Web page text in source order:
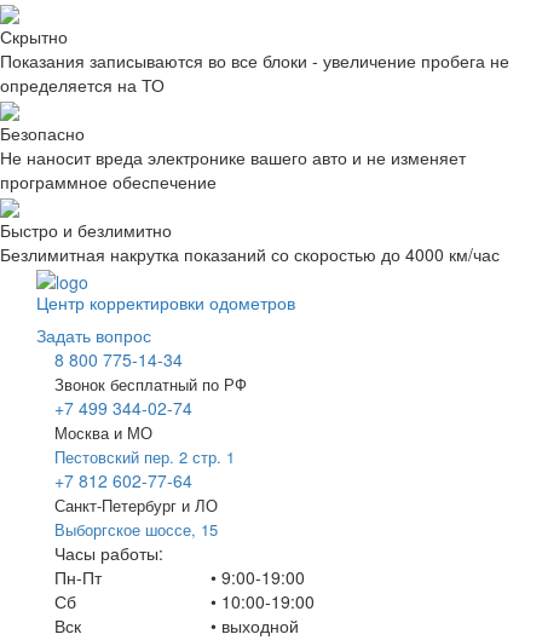
Скрытно
Показания записываются во все блоки - увеличение пробега не
определяется на ТО
Безопасно
Не наносит вреда электронике вашего авто и не изменяет
программное обеспечение
Быстро и безлимитно
Безлимитная накрутка показаний со скоростью до 4000 км/час
Центр корректировки одометров
Задать вопрос
8 800 775-14-34
Звонок бесплатный по РФ
+7 499 344-02-74
Москва и МО
Пестовский пер. 2 стр. 1
+7 812 602-77-64
Санкт-Петербург и ЛО
Выборгское шоссе, 15
Часы работы:
Пн-Пт
Сб
Вск
• 9:00-19:00
• 10:00-19:00
• выходной